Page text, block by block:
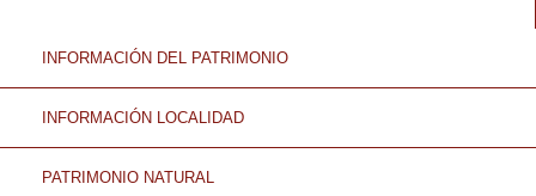
INFORMACIÓN DEL PATRIMONIO
INFORMACIÓN LOCALIDAD
PATRIMONIO NATURAL